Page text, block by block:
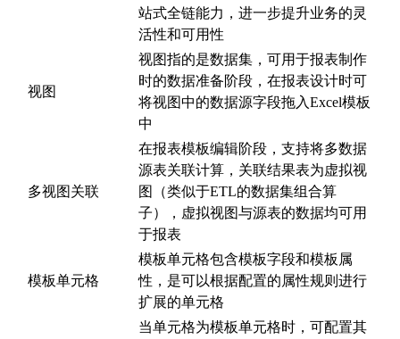
站式全链能力，进一步提升业务的灵
活性和可用性
视图
视图指的是数据集，可用于报表制作
时的数据准备阶段，在报表设计时可
将视图中的数据源字段拖入Excel模板
中
多视图关联
在报表模板编辑阶段，支持将多数据
源表关联计算，关联结果表为虚拟视
图（类似于ETL的数据集组合算
子），虚拟视图与源表的数据均可用
于报表
模板单元格
模板单元格包含模板字段和模板属
性，是可以根据配置的属性规则进行
扩展的单元格
当单元格为模板单元格时，可配置其